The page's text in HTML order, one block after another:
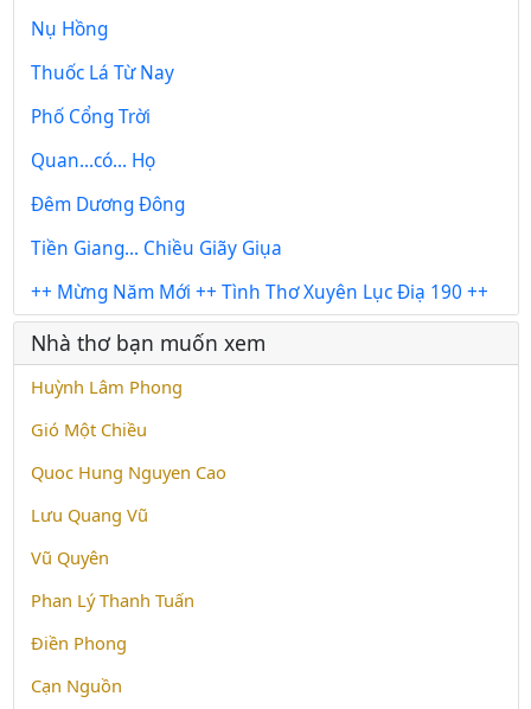
Nụ Hồng
Thuốc Lá Từ Nay
Phố Cổng Trời
Quan...có... Họ
Đêm Dương Đông
Tiền Giang... Chiều Giãy Giụa
++ Mừng Năm Mới ++ Tình Thơ Xuyên Lục Điạ 190 ++
Nhà thơ bạn muốn xem
Huỳnh Lâm Phong
Gió Một Chiều
Quoc Hung Nguyen Cao
Lưu Quang Vũ
Vũ Quyên
Phan Lý Thanh Tuấn
Điền Phong
Cạn Nguồn